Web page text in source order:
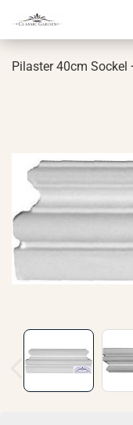
Pi­las­ter 40cm So­ckel